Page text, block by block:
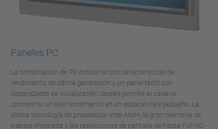
Paneles PC
La combinación de PC industrial con características de
rendimiento de última generación y un panel táctil con
capacidades de visualización ideales permite al usuario
concentrar un alto rendimiento en un espacio más pequeño. La
última tecnología de procesador Intel Atom, la gran memoria de
trabajo integrada y las resoluciones de pantalla de hasta Full HD